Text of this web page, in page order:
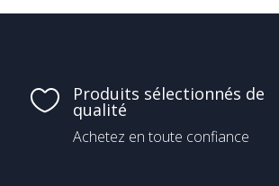
 Produits sélectionnés de
qualité
Achetez en toute confiance